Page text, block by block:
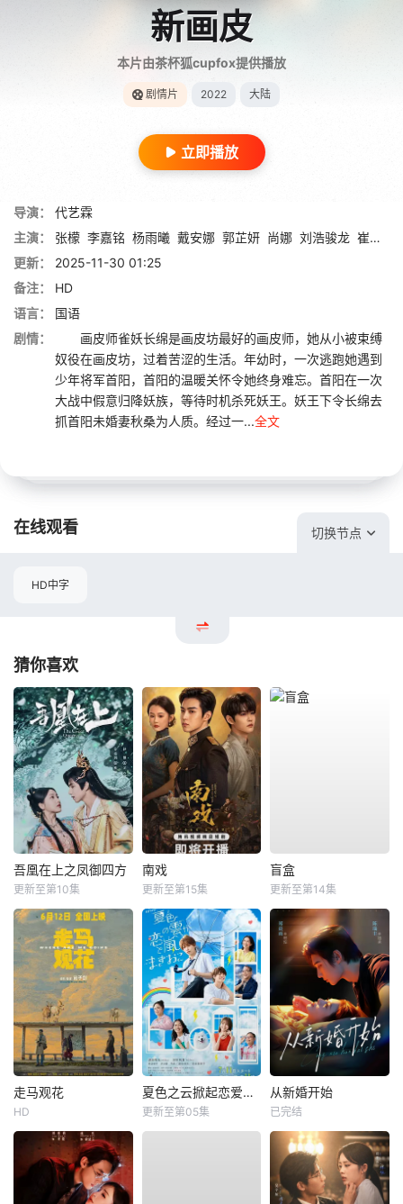
新画皮
本片由茶杯狐cupfox提供播放
剧情片 2022 大陆
立即播放
导演：
代艺霖
主演：
张檬 李嘉铭 杨雨曦 戴安娜 郭芷妍 尚娜 刘浩骏龙 崔颖儿
更新：
2025-11-30 01:25
备注：
HD
语言：
国语
剧情：
画皮师雀妖长绵是画皮坊最好的画皮师，她从小被束缚
奴役在画皮坊，过着苦涩的生活。年幼时，一次逃跑她遇到
少年将军首阳，首阳的温暖关怀令她终身难忘。首阳在一次
大战中假意归降妖族，等待时机杀死妖王。妖王下令长绵去
抓首阳未婚妻秋桑为人质。经过一...全文
在线观看 切换节点
HD中字
猜你喜欢
吾凰在上之凤御四方
更新至第10集
南戏
更新至第15集
盲盒
更新至第14集
走马观花
HD
夏色之云掀起恋爱与风暴
更新至第05集
从新婚开始
已完结